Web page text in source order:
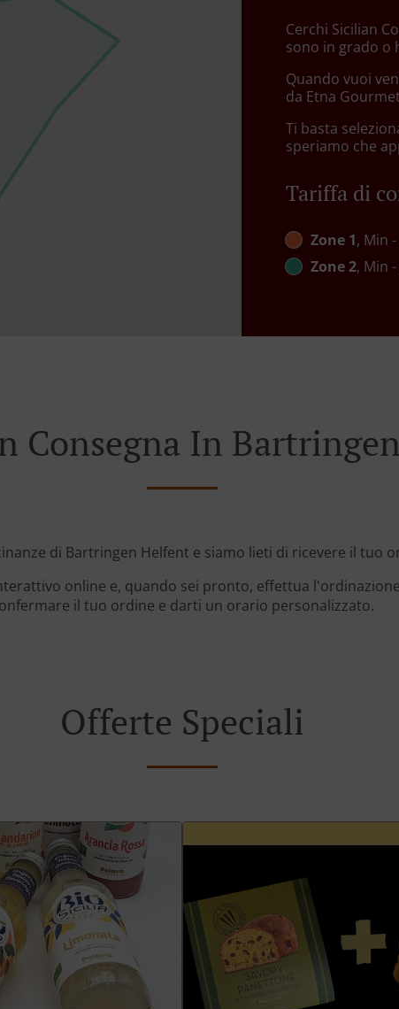
Cerchi Sicilian
sono in grado o
Quando vuoi
da Etna
Ti basta
speriamo che
Tariffa di
Zone 1, Min
Zone 2, Min
Consegna In
di Bartringen Helfent e siamo lieti di ricevere il tuo
online e, quando sei pronto, effettua
il tuo ordine e darti un orario personalizzato.
Offerte Speciali